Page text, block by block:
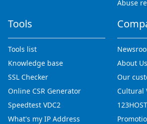
Abuse
Tools
Tools list
Knowledge base
SSL Checker
Online CSR Generator
Speedtest VDC2
What's my IP Address
About Us
Our
Cultural